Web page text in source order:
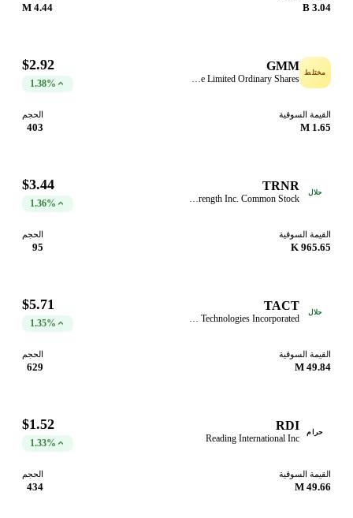
3.04 B
4.44 M
مختلط GMM
Global Mofy Metaverse Limited Ordinary Shares
$2.92
1.38%
القيمة السوقية
1.65 M
الحجم
403
حلال TRNR
Interactive Strength Inc. Common Stock
$3.44
1.36%
القيمة السوقية
965.65 K
الحجم
95
حلال TACT
TransAct Technologies Incorporated
$5.71
1.35%
القيمة السوقية
49.84 M
الحجم
629
حرام RDI
Reading International Inc
$1.52
1.33%
القيمة السوقية
49.66 M
الحجم
434